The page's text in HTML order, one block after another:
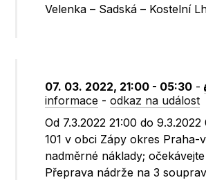
Velenka – Sadská – Kostelní
07. 03. 2022, 21:00 - 05:30 -
informace -odkaz na událost
Od 7.3.2022 21:00 do
101 v obci Zápy okres Praha-
nadměrné náklady;
Přeprava nádrže na 3